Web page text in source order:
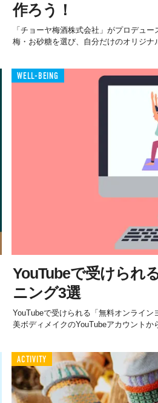
作ろう！
「チョーヤ梅酒株式会社」がプロデュ
梅・お砂糖を選び、自分だけのオリジナ
WELL-BEING
YouTubeで受けられ
ニング3選
YouTubeで受けられる「無料オンライ
美ボディメイクのYouTubeアカウントか
ACTIVITY